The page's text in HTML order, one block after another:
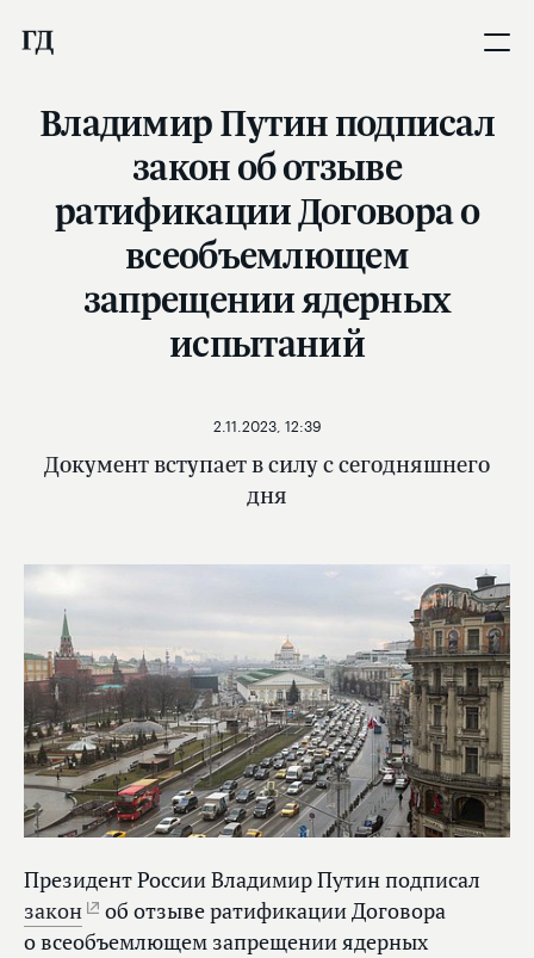
Владимир Путин подписал
закон об отзыве
ратификации Договора о
всеобъемлющем
запрещении ядерных
испытаний
Документ вступает в силу с сегодняшнего
дня
2.11.2023, 12:39
Президент России Владимир Путин подписал
закон
об отзыве ратификации Договора
о всеобъемлющем запрещении ядерных